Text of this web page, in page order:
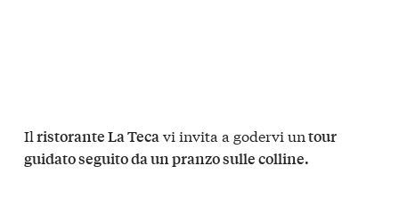
Ilristorante La Tecavi invita a godervi untour
guidato seguito da un pranzo sulle colline.